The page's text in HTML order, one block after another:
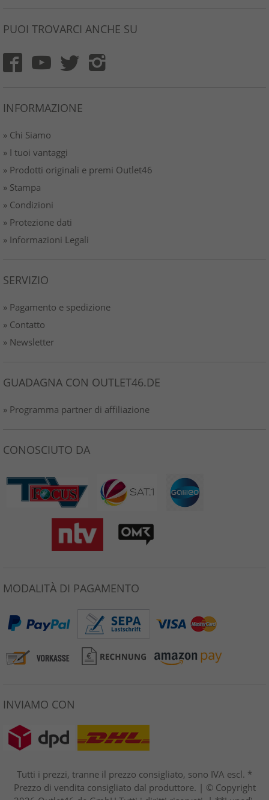
PUOI TROVARCI ANCHE SU
INFORMAZIONE
» Chi Siamo
» I tuoi vantaggi
» Prodotti originali e premi Outlet46
» Stampa
» Condizioni
» Protezione dati
» Informazioni Legali
SERVIZIO
» Pagamento e spedizione
» Contatto
» Newsletter
GUADAGNA CON OUTLET46.DE
» Programma partner di affiliazione
CONOSCIUTO DA
MODALITÀ DI PAGAMENTO
INVIAMO CON
Tutti i prezzi, tranne il prezzo consigliato, sono IVA escl. *
Prezzo di vendita consigliato dal produttore. | © Copyright